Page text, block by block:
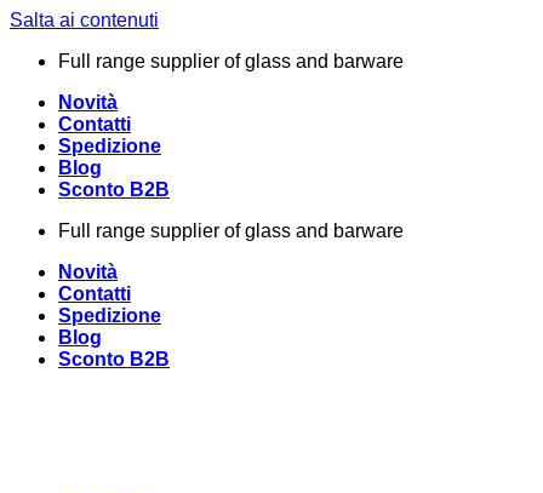
Salta ai contenuti
Full range supplier of glass and barware
Novità
Contatti
Spedizione
Blog
Sconto B2B
Full range supplier of glass and barware
Novità
Contatti
Spedizione
Blog
Sconto B2B